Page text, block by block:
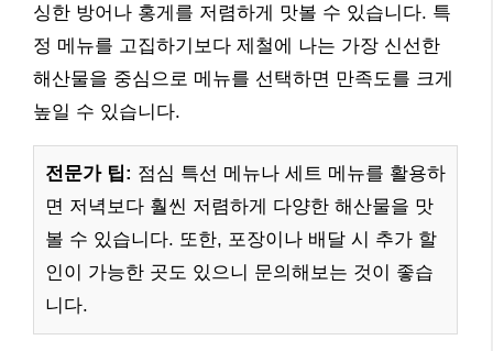
싱한 방어나 홍게를 저렴하게 맛볼 수 있습니다. 특
정 메뉴를 고집하기보다 제철에 나는 가장 신선한
해산물을 중심으로 메뉴를 선택하면 만족도를 크게
높일 수 있습니다.
전문가 팁: 점심 특선 메뉴나 세트 메뉴를 활용하
면 저녁보다 훨씬 저렴하게 다양한 해산물을 맛
볼 수 있습니다. 또한, 포장이나 배달 시 추가 할
인이 가능한 곳도 있으니 문의해보는 것이 좋습
니다.